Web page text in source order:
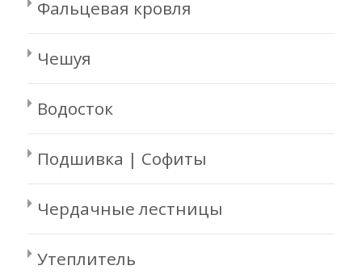
Фальцевая кровля
Чешуя
Водосток
Подшивка | Софиты
Чердачные лестницы
Утеплитель